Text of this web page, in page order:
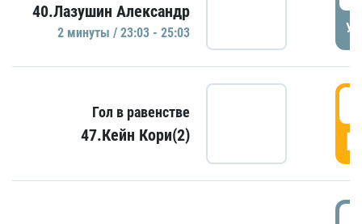
40.Лазушин Александр
2 минуты / 23:03 - 25:03
Гол в равенстве
47.Кейн Кори(2)